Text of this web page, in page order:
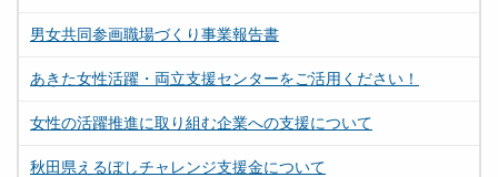
男女共同参画職場づくり事業報告書
あきた女性活躍・両立支援センターをご活用ください！
女性の活躍推進に取り組む企業への支援について
秋田県えるぼしチャレンジ支援金について